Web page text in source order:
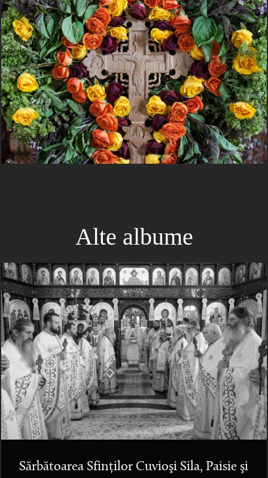
Alte albume
Sărbătoarea Sfinților Cuvioşi Sila, Paisie şi